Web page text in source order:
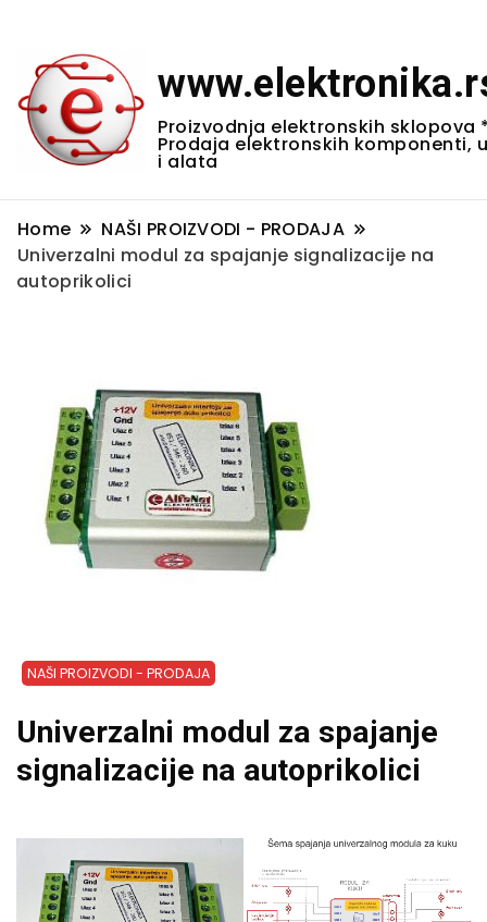
Proizvodnja elektronskih sklopova
Prodaja elektronskih komponenti,
i alata
Home
NAŠI PROIZVODI - PRODAJA
Univerzalni modul za spajanje signalizacije na
autoprikolici
NAŠI PROIZVODI - PRODAJA
Univerzalni modul za spajanje
signalizacije na autoprikolici